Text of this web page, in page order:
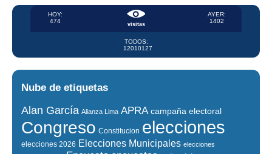
visitas
HOY:
474
AYER:
1402
TODOS:
12010127
Nube de etiquetas
Alan García Alianza Lima APRA campaña electoral
Congreso Constitucion elecciones
elecciones 2026 Elecciones Municipales elecciones